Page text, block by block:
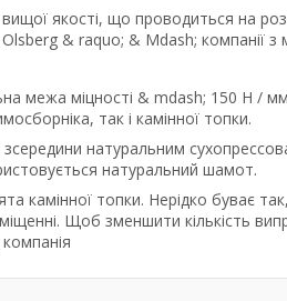
якості, що проводиться на
& raquo; & Mdash; компанії
межа міцності & mdash; 150 Н / мм
так і камінної топки.
зсередини натуральним
натуральний шамот.
камінної топки. Нерідко буває
Щоб зменшити кількість